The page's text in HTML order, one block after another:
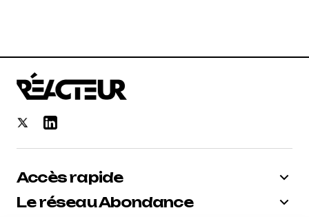
Accès rapide
Le réseau Abondance